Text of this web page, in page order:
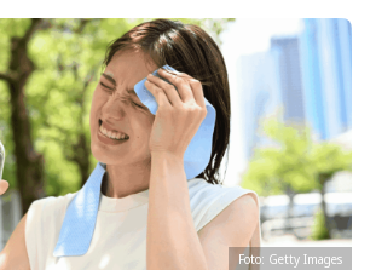
Foto: Getty Images